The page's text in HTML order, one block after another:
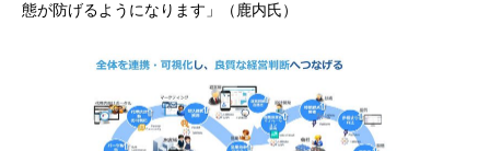
態が防げるようになります」（鹿内氏）